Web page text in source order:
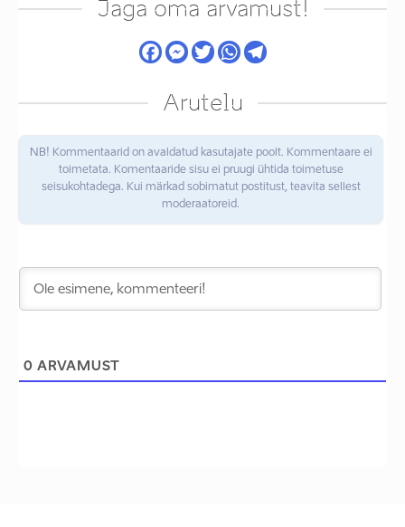
Jaga oma arvamust!
Arutelu
NB! Kommentaarid on avaldatud kasutajate poolt. Kommentaare ei
toimetata. Komentaaride sisu ei pruugi ühtida toimetuse
seisukohtadega. Kui märkad sobimatut postitust, teavita sellest
moderaatoreid.
0 ARVAMUST